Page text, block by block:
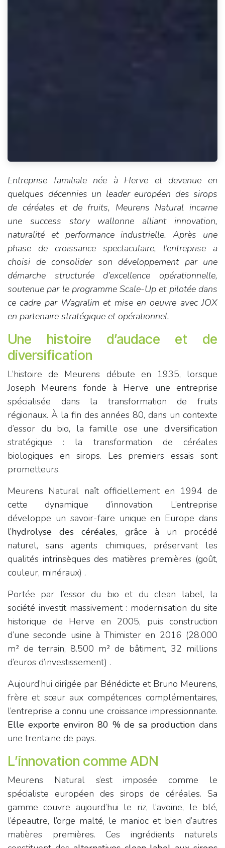
Entreprise familiale née à Herve et devenue en
quelques décennies un leader européen des sirops
de céréales et de fruits, Meurens Natural incarne
une success story wallonne alliant innovation,
naturalité et performance industrielle. Après une
phase de croissance spectaculaire, l’entreprise a
choisi de consolider son développement par une
démarche structurée d’excellence opérationnelle,
soutenue par le programme Scale-Up et pilotée dans
ce cadre par Wagralim et mise en oeuvre avec JOX
en partenaire stratégique et opérationnel.
Une histoire d’audace et de
diversification
L’histoire de Meurens débute en 1935, lorsque
Joseph Meurens fonde à Herve une entreprise
spécialisée dans la transformation de fruits
régionaux. À la fin des années 80, dans un contexte
d’essor du bio, la famille ose une diversification
stratégique : la transformation de céréales
biologiques en sirops. Les premiers essais sont
prometteurs.
Meurens Natural naît officiellement en 1994 de
cette dynamique d’innovation. L’entreprise
développe un savoir-faire unique en Europe dans
l’hydrolyse des céréales, grâce à un procédé
naturel, sans agents chimiques, préservant les
qualités intrinsèques des matières premières (goût,
couleur, minéraux) .
Portée par l’essor du bio et du clean label, la
société investit massivement : modernisation du site
historique de Herve en 2005, puis construction
d’une seconde usine à Thimister en 2016 (28.000
m² de terrain, 8.500 m² de bâtiment, 32 millions
d’euros d’investissement) .
Aujourd’hui dirigée par Bénédicte et Bruno Meurens,
frère et sœur aux compétences complémentaires,
l’entreprise a connu une croissance impressionnante.
Elle exporte environ 80 % de sa production dans
une trentaine de pays.
L’innovation comme ADN
Meurens Natural s’est imposée comme le
spécialiste européen des sirops de céréales. Sa
gamme couvre aujourd’hui le riz, l’avoine, le blé,
l’épeautre, l’orge malté, le manioc et bien d’autres
matières premières. Ces ingrédients naturels